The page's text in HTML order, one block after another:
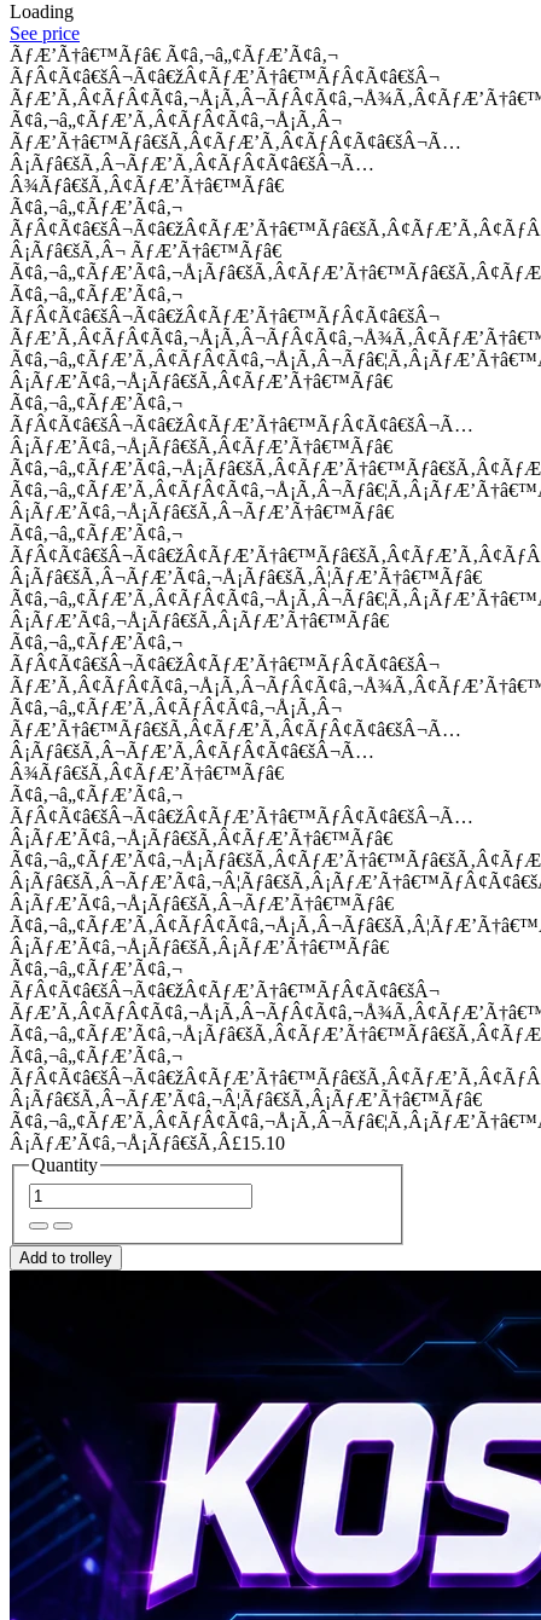
Loading
See price
ÃƒÆ’Ã†â€™Ãƒâ€ Ã¢â‚¬â„¢ÃƒÆ’Ã¢â‚¬
ÃƒÂ¢Ã¢â€šÂ¬Ã¢â€žÂ¢ÃƒÆ’Ã†â€™ÃƒÂ¢Ã¢â€šÂ¬
Ã¢â‚¬â„¢ÃƒÆ’Ã‚Â¢ÃƒÂ¢Ã¢â‚¬Å¡Ã‚Â¬
ÃƒÆ’Ã†â€™Ãƒâ€šÃ‚Â¢ÃƒÆ’Ã‚Â¢ÃƒÂ¢Ã¢â€šÂ¬Ã…
Â¡Ãƒâ€šÃ‚Â¬ÃƒÆ’Ã‚Â¢ÃƒÂ¢Ã¢â€šÂ¬Ã…
Â¾Ãƒâ€šÃ‚Â¢ÃƒÆ’Ã†â€™Ãƒâ€
Ã¢â‚¬â„¢ÃƒÆ’Ã¢â‚¬
Â¡Ãƒâ€šÃ‚Â¬ ÃƒÆ’Ã†â€™Ãƒâ€
Ã¢â‚¬â„¢ÃƒÆ’Ã¢â‚¬
ÃƒÂ¢Ã¢â€šÂ¬Ã¢â€žÂ¢ÃƒÆ’Ã†â€™ÃƒÂ¢Ã¢â€šÂ¬
Â¡ÃƒÆ’Ã¢â‚¬Å¡Ãƒâ€šÃ‚Â¢ÃƒÆ’Ã†â€™Ãƒâ€
Ã¢â‚¬â„¢ÃƒÆ’Ã¢â‚¬
ÃƒÂ¢Ã¢â€šÂ¬Ã¢â€žÂ¢ÃƒÆ’Ã†â€™ÃƒÂ¢Ã¢â€šÂ¬Ã…
Â¡ÃƒÆ’Ã¢â‚¬Å¡Ãƒâ€šÃ‚Â¢ÃƒÆ’Ã†â€™Ãƒâ€
Â¡ÃƒÆ’Ã¢â‚¬Å¡Ãƒâ€šÃ‚Â¬ÃƒÆ’Ã†â€™Ãƒâ€
Ã¢â‚¬â„¢ÃƒÆ’Ã¢â‚¬
Â¡Ãƒâ€šÃ‚Â¬ÃƒÆ’Ã¢â‚¬Å¡Ãƒâ€šÃ‚Â¦ÃƒÆ’Ã†â€™Ãƒâ€
Â¡ÃƒÆ’Ã¢â‚¬Å¡Ãƒâ€šÃ‚Â¡ÃƒÆ’Ã†â€™Ãƒâ€
Ã¢â‚¬â„¢ÃƒÆ’Ã¢â‚¬
ÃƒÂ¢Ã¢â€šÂ¬Ã¢â€žÂ¢ÃƒÆ’Ã†â€™ÃƒÂ¢Ã¢â€šÂ¬
Ã¢â‚¬â„¢ÃƒÆ’Ã‚Â¢ÃƒÂ¢Ã¢â‚¬Å¡Ã‚Â¬
ÃƒÆ’Ã†â€™Ãƒâ€šÃ‚Â¢ÃƒÆ’Ã‚Â¢ÃƒÂ¢Ã¢â€šÂ¬Ã…
Â¡Ãƒâ€šÃ‚Â¬ÃƒÆ’Ã‚Â¢ÃƒÂ¢Ã¢â€šÂ¬Ã…
Â¾Ãƒâ€šÃ‚Â¢ÃƒÆ’Ã†â€™Ãƒâ€
Ã¢â‚¬â„¢ÃƒÆ’Ã¢â‚¬
ÃƒÂ¢Ã¢â€šÂ¬Ã¢â€žÂ¢ÃƒÆ’Ã†â€™ÃƒÂ¢Ã¢â€šÂ¬Ã…
Â¡ÃƒÆ’Ã¢â‚¬Å¡Ãƒâ€šÃ‚Â¢ÃƒÆ’Ã†â€™Ãƒâ€
Â¡ÃƒÆ’Ã¢â‚¬Å¡Ãƒâ€šÃ‚Â¬ÃƒÆ’Ã†â€™Ãƒâ€
Â¡ÃƒÆ’Ã¢â‚¬Å¡Ãƒâ€šÃ‚Â¡ÃƒÆ’Ã†â€™Ãƒâ€
Ã¢â‚¬â„¢ÃƒÆ’Ã¢â‚¬
ÃƒÂ¢Ã¢â€šÂ¬Ã¢â€žÂ¢ÃƒÆ’Ã†â€™ÃƒÂ¢Ã¢â€šÂ¬
Ã¢â‚¬â„¢ÃƒÆ’Ã¢â‚¬
Â¡Ãƒâ€šÃ‚Â¬ÃƒÆ’Ã¢â‚¬Â¦Ãƒâ€šÃ‚Â¡ÃƒÆ’Ã†â€™Ãƒâ€
Â¡ÃƒÆ’Ã¢â‚¬Å¡Ãƒâ€šÃ‚Â£15.10
Quantity
Add to trolley